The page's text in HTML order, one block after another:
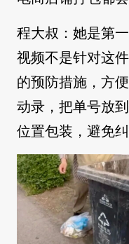
程大叔：她是第
视频不是针对这
的预防措施，方
动录，把单号放
位置包装，避免纠